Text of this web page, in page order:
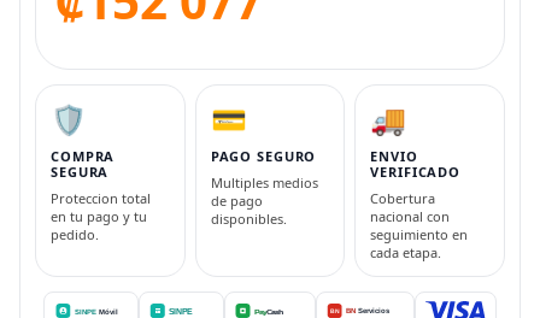
🛡️
COMPRA
SEGURA
Proteccion total
en tu pago y tu
pedido.
💳
PAGO SEGURO
Multiples medios
de pago
disponibles.
🚚
ENVIO
VERIFICADO
Cobertura
nacional con
seguimiento en
cada etapa.